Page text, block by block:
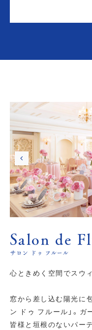
Salon de
サロン ドゥ フルール
心ときめく空間でスウ
窓から差し込む陽光に
ン ドゥ フルール」。
皆様と垣根のないパー